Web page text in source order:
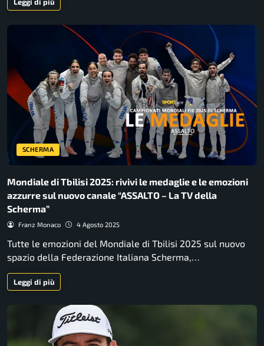
Leggi di più
SCHERMA
Mondiale di Tbilisi 2025: rivivi le medaglie e le emozioni
azzurre sul nuovo canale “ASSALTO – La TV della
Scherma”
Franz Monaco 4 Agosto 2025
Tutte le emozioni del Mondiale di Tbilisi 2025 sul nuovo
spazio della Federazione Italiana Scherma,…
Leggi di più